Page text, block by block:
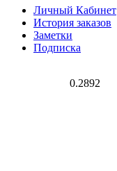
Личный Кабинет
История заказов
Заметки
Подписка
0.2892